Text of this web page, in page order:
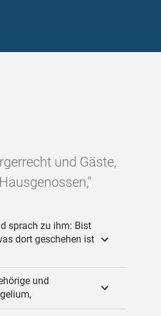
und Gäste,
sprach zu ihm: Bist
dort geschehen ist
und